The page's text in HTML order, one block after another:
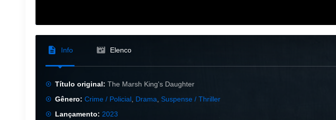
Info Elenco
Título original:The Marsh King's Daughter
Gênero:Crime / Policial Drama ,Suspense / Thriller
Lançamento: 2023